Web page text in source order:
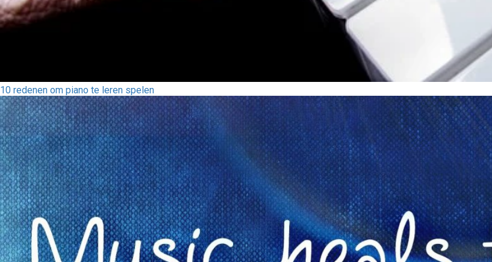
10 redenen om piano te leren spelen